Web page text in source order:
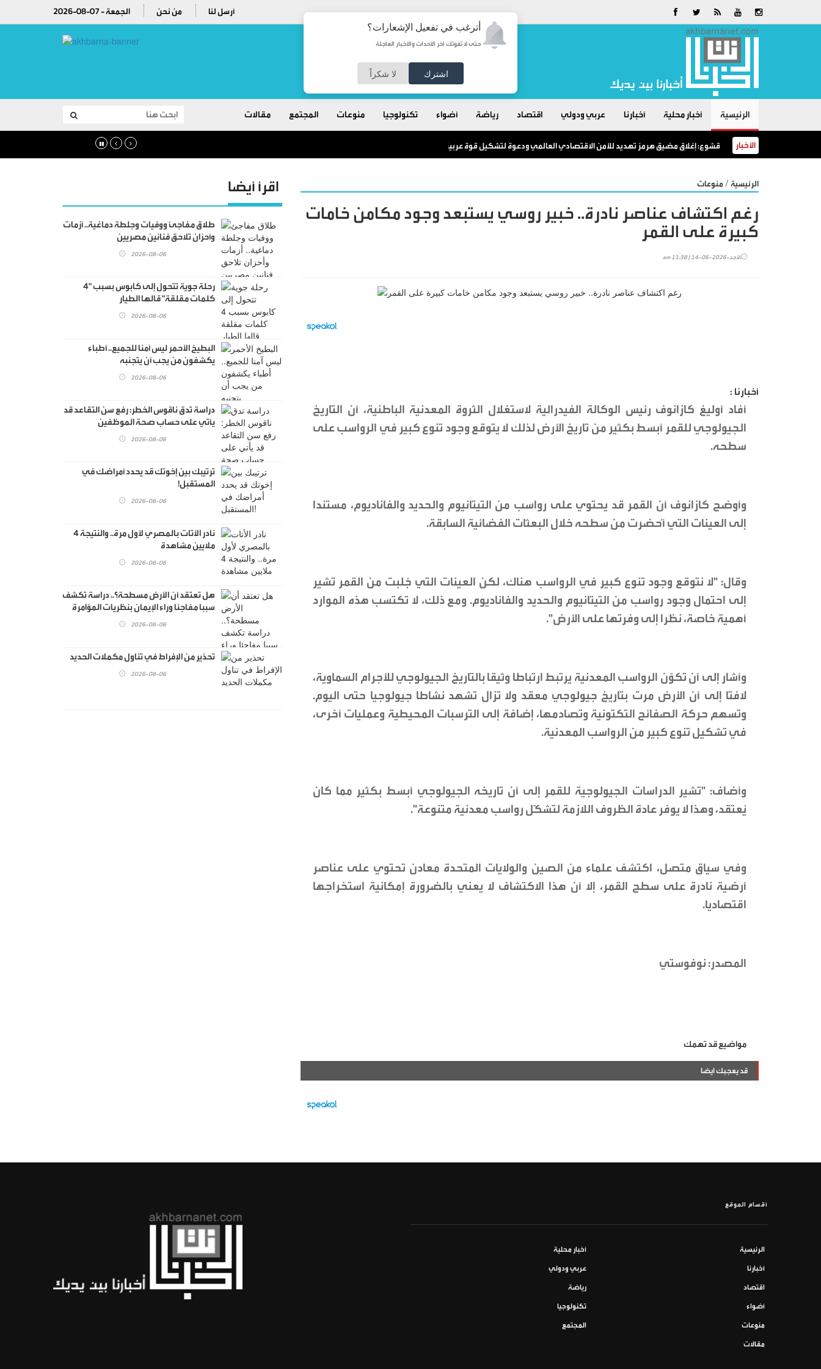
أترغب في تفعيل الإشعارات؟
حتى لا تفوتك آخر الأحداث والأخبار العاجلة
اشترك لا شكراً
2026-08-07 - الجمعة من نحن أرسل لنا
الرئيسية أخبار محلية أخبارنا عربي ودولي اقتصاد رياضة أضواء تكنولوجيا منوعات المجتمع مقالات
الأخبار قشوع: إغلاق مضيق هرمز تهديد للأمن الاقتصادي العالمي ودعوة لتشكيل قوة عربية لحماية التجارة الدولية
الرئيسية / منوعات
رغم اكتشاف عناصر نادرة.. خبير روسي يستبعد وجود مكامن خامات
كبيرة على القمر
الأحد-2026-06-14 | 11:38 am
أخبارنا :
أفاد أوليغ كازانوف رئيس الوكالة الفيدرالية لاستغلال الثروة المعدنية الباطنية، أن التاريخ
الجيولوجي للقمر أبسط بكثير من تاريخ الأرض لذلك لا يتوقع وجود تنوع كبير في الرواسب على
سطحه.
وأوضح كازانوف أن القمر قد يحتوي على رواسب من التيتانيوم والحديد والفاناديوم، مستندا
إلى العينات التي أُحضرت من سطحه خلال البعثات الفضائية السابقة.
وقال: "لا نتوقع وجود تنوع كبير في الرواسب هناك، لكن العينات التي جُلبت من القمر تشير
إلى احتمال وجود رواسب من التيتانيوم والحديد والفاناديوم. ومع ذلك، لا تكتسب هذه الموارد
أهمية خاصة، نظرا إلى وفرتها على الأرض".
وأشار إلى أن تكوّن الرواسب المعدنية يرتبط ارتباطا وثيقا بالتاريخ الجيولوجي للأجرام السماوية،
لافتا إلى أن الأرض مرت بتاريخ جيولوجي معقد ولا تزال تشهد نشاطا جيولوجيا حتى اليوم.
وتسهم حركة الصفائح التكتونية وتصادمها، إضافة إلى الترسبات المحيطية وعمليات أخرى،
في تشكيل تنوع كبير من الرواسب المعدنية.
وأضاف: "تشير الدراسات الجيولوجية للقمر إلى أن تاريخه الجيولوجي أبسط بكثير مما كان
يُعتقد، وهذا لا يوفر عادة الظروف اللازمة لتشكّل رواسب معدنية متنوعة".
وفي سياق متصل، اكتشف علماء من الصين والولايات المتحدة معادن تحتوي على عناصر
أرضية نادرة على سطح القمر، إلا أن هذا الاكتشاف لا يعني بالضرورة إمكانية استخراجها
اقتصاديا.
المصدر: نوفوستي
مواضيع قد تهمك
قد يعجبك ايضا
اقرأ أيضا
طلاق مفاجئ ووفيات وجلطة دماغية.. أزمات
وأحزان تلاحق فنانين مصريين
2026-08-06
رحلة جوية تتحول إلى كابوس بسبب "4
كلمات مقلقة" قالها الطيار
2026-08-06
البطيخ الأحمر ليس آمنا للجميع.. أطباء
يكشفون من يجب أن يتجنبه
2026-08-06
دراسة تدق ناقوس الخطر: رفع سن التقاعد قد
يأتي على حساب صحة الموظفين
2026-08-06
ترتيبك بين إخوتك قد يحدد أمراضك في
المستقبل!
2026-08-06
نادر الأتات بالمصري لأول مرة.. والنتيجة 4
ملايين مشاهدة
2026-08-06
هل تعتقد أن الأرض مسطحة؟.. دراسة تكشف
سببا مفاجئا وراء الإيمان بنظريات المؤامرة
2026-08-06
تحذير من الإفراط في تناول مكملات الحديد
2026-08-06
أقسام الموقع
الرئيسية أخبار محلية
أخبارنا عربي ودولي
اقتصاد رياضة
أضواء تكنولوجيا
منوعات المجتمع
مقالات